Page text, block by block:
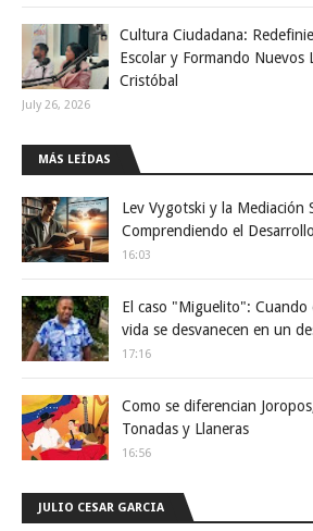
Cultura Ciudadana:
Escolar y Formando Nuevos
Cristóbal
July 26, 2026
MÁS LEÍDAS
Lev Vygotski y la Mediación
Comprendiendo el
16:03
El caso "Miguelito": Cuando
vida se desvanecen en un
17:16
Como se diferencian
Tonadas y Llaneras
16:56
JULIO CESAR GARCIA